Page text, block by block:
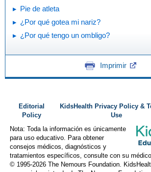
Pie de atleta
¿Por qué gotea mi nariz?
¿Por qué tengo un ombligo?
Imprimir
Editorial
Policy
KidsHealth Privacy Policy &
Use
Nota: Toda la información es únicamente
para uso educativo. Para obtener
consejos médicos, diagnósticos y
tratamientos específicos, consulte con su médico.
© 1995-2026 The Nemours Foundation.